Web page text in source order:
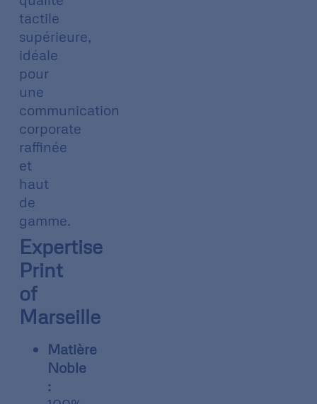
tactile
supérieure,
idéale
pour
une
communication
corporate
raffinée
et
haut
de
gamme.
Expertise
Print
of
Marseille
Matière
Noble
: